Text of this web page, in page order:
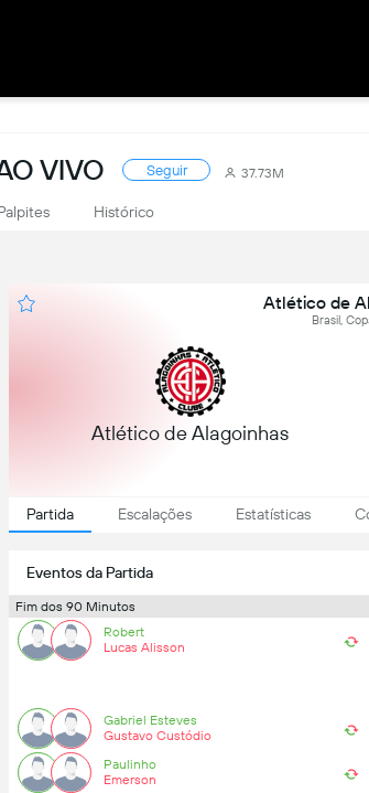
VIVO Seguir 37.73M
Histórico
Atlético de
Brasil,
Atlético de Alagoinhas
Partida Escalações Estatísticas
Eventos da Partida
Fim dos 90 Minutos
Robert
Lucas Alisson
Gabriel Esteves
Gustavo Custódio
Paulinho
Emerson